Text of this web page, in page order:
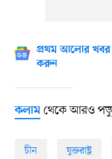
প্রথম আলোর খবর
করুন
কলামথেকে আরও
চীন যুক্তরাষ্ট্র